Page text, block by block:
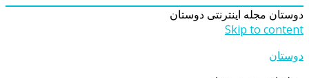
دوستان مجله اینترنتی دوستان
Skip to content
دوستان